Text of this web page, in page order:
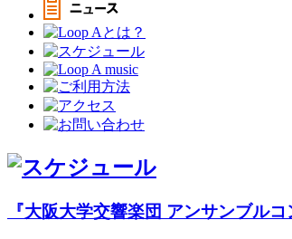
『大阪大学交響楽団 アンサンブル